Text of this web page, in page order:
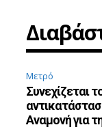
Μετρό
Συνεχίζεται
Αναμονή για